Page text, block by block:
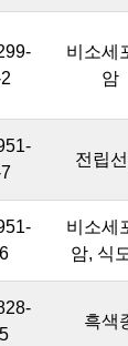
비소세
암
전립
비소세
암, 식
흑색